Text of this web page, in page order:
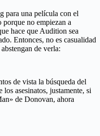
para una película con el
no empiezan a
hace que Audition sea
Entonces, no es casualidad
de verla:
de vista la búsqueda del
asesinatos, justamente, si
de Donovan, ahora